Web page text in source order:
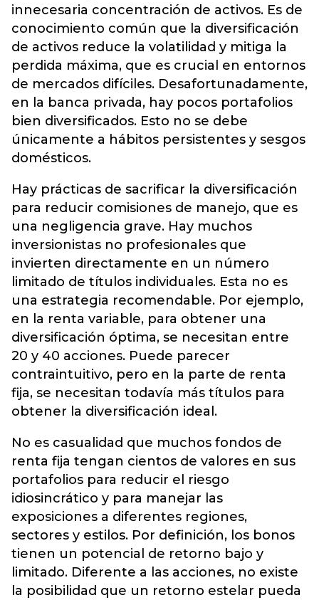
innecesaria concentración de activos. Es de
conocimiento común que la diversificación
de activos reduce la volatilidad y mitiga la
perdida máxima, que es crucial en entornos
de mercados difíciles. Desafortunadamente,
en la banca privada, hay pocos portafolios
bien diversificados. Esto no se debe
únicamente a hábitos persistentes y sesgos
domésticos.
Hay prácticas de sacrificar la diversificación
para reducir comisiones de manejo, que es
una negligencia grave. Hay muchos
inversionistas no profesionales que
invierten directamente en un número
limitado de títulos individuales. Esta no es
una estrategia recomendable. Por ejemplo,
en la renta variable, para obtener una
diversificación óptima, se necesitan entre
20 y 40 acciones. Puede parecer
contraintuitivo, pero en la parte de renta
fija, se necesitan todavía más títulos para
obtener la diversificación ideal.
No es casualidad que muchos fondos de
renta fija tengan cientos de valores en sus
portafolios para reducir el riesgo
idiosincrático y para manejar las
exposiciones a diferentes regiones,
sectores y estilos. Por definición, los bonos
tienen un potencial de retorno bajo y
limitado. Diferente a las acciones, no existe
la posibilidad que un retorno estelar pueda